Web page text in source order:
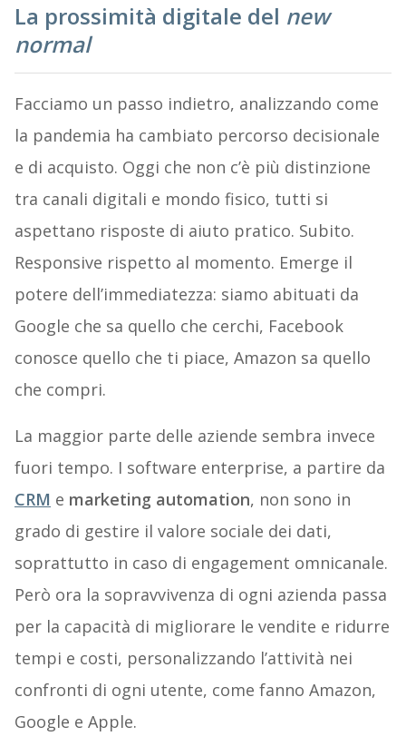
La prossimità digitale del new
normal
Facciamo un passo indietro, analizzando come
la pandemia ha cambiato percorso decisionale
e di acquisto. Oggi che non c’è più distinzione
tra canali digitali e mondo fisico, tutti si
aspettano risposte di aiuto pratico. Subito.
Responsive rispetto al momento. Emerge il
potere dell’immediatezza: siamo abituati da
Google che sa quello che cerchi, Facebook
conosce quello che ti piace, Amazon sa quello
che compri.
La maggior parte delle aziende sembra invece
fuori tempo. I software enterprise, a partire da
CRM e marketing automation, non sono in
grado di gestire il valore sociale dei dati,
soprattutto in caso di engagement omnicanale.
Però ora la sopravvivenza di ogni azienda passa
per la capacità di migliorare le vendite e ridurre
tempi e costi, personalizzando l’attività nei
confronti di ogni utente, come fanno Amazon,
Google e Apple.